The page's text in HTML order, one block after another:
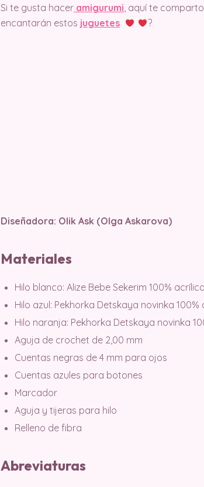
Si te gusta hacer amigurumi , aquí te comparto
encantarán estos juguetes ?
Diseñadora: Olik Ask (Olga Askarova)
Materiales
Hilo blanco: Alize Bebe Sekerim 100%
Hilo azul: Pekhorka Detskaya novinka
Hilo naranja: Pekhorka Detskaya novinka
Aguja de crochet de 2,00 mm
Cuentas negras de 4 mm para ojos
Cuentas azules para botones
Marcador
Aguja y tijeras para hilo
Relleno de fibra
Abreviaturas